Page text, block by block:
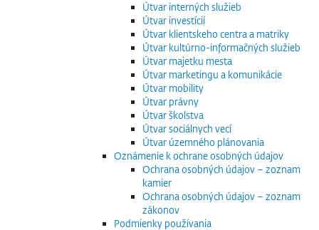
Útvar interných služieb
Útvar investícií
Útvar klientskeho centra a matriky
Útvar kultúrno-informačných služieb
Útvar majetku mesta
Útvar marketingu a komunikácie
Útvar mobility
Útvar právny
Útvar školstva
Útvar sociálnych vecí
Útvar územného plánovania
Oznámenie k ochrane osobných údajov
Ochrana osobných údajov – zoznam
kamier
Ochrana osobných údajov – zoznam
zákonov
Podmienky používania